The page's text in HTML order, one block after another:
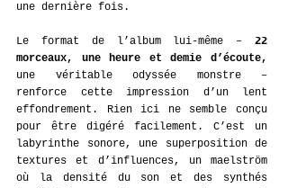
une dernière fois.
Le format de l’album lui-même – 22
morceaux, une heure et demie d’écoute,
une véritable odyssée monstre –
renforce cette impression d’un lent
effondrement. Rien ici ne semble conçu
pour être digéré facilement. C’est un
labyrinthe sonore, une superposition de
textures et d’influences, un maelström
où la densité du son et des synthés